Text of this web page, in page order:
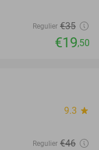
Regulier €35
€19,50
9.3 star
Regulier €46